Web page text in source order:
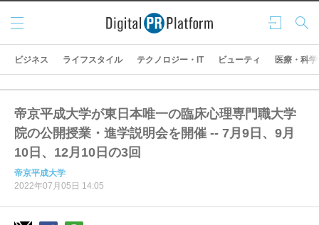
ログ
イン
検索
メニ
ュー
ビジネス ライフスタイル テクノロジー・IT ビューティ 医療・科学
帝京平成大学が東日本唯一の臨床心理専門職大学
院の公開授業・進学説明会を開催 -- 7月9日、9月
10日、12月10日の3回
帝京平成大学
2022年07月05日 14:05